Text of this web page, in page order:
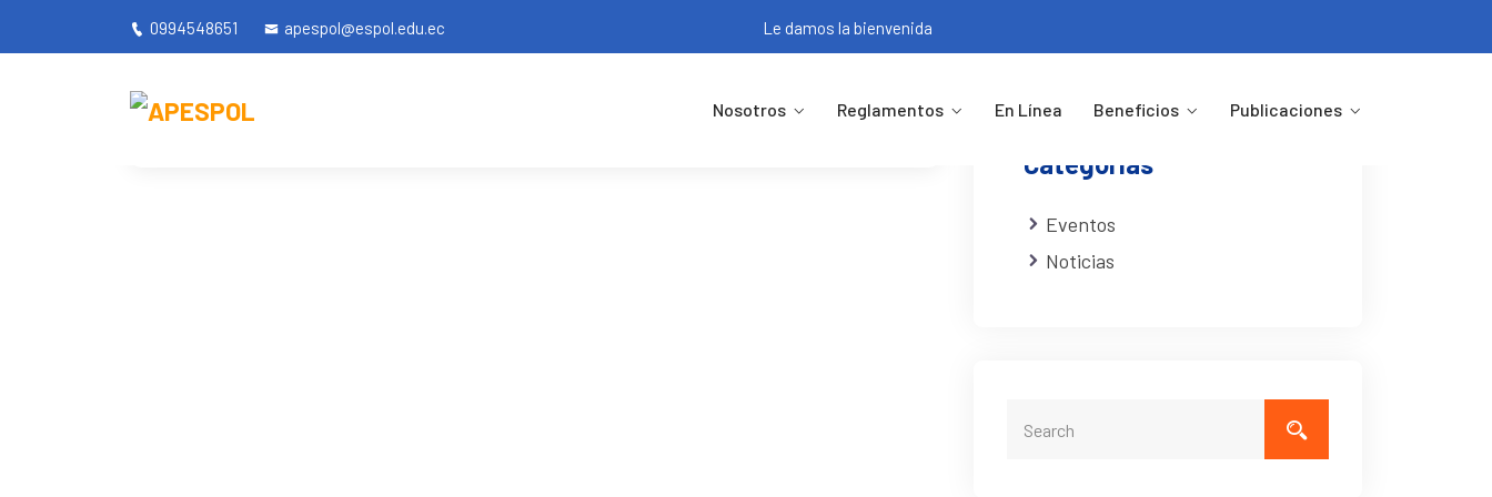
0994548651 apespol@espol.edu.ec Le damos la bienvenida
Nosotros Reglamentos En Línea Beneficios Publicaciones
Categorias
Eventos
Noticias